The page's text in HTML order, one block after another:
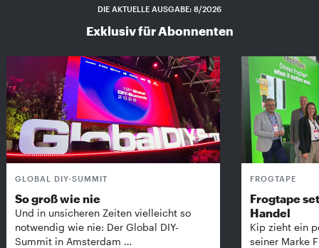
DIE AKTUELLE AUSGABE: 8/2026
Exklusiv für Abonnenten
GLOBAL DIY-SUMMIT
So groß wie nie
Und in unsicheren Zeiten vielleicht so
notwendig wie nie: Der Global DIY-
Summit in Amsterdam …
FROGTAPE
Frogtape
Handel
Kip zieht ein
seiner Marke